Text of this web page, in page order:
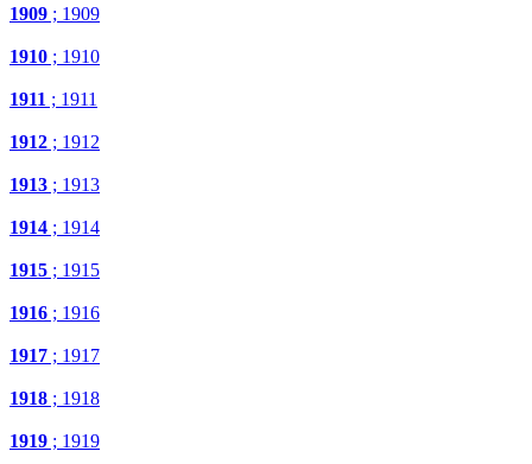
1909 ; 1909
1910 ; 1910
1911 ; 1911
1912 ; 1912
1913 ; 1913
1914 ; 1914
1915 ; 1915
1916 ; 1916
1917 ; 1917
1918 ; 1918
1919 ; 1919